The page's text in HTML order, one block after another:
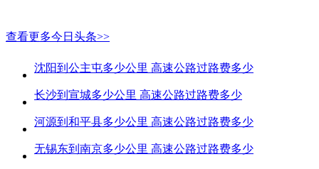
查看更多今日头条>>
沈阳到公主屯多少公里 高速公路过路费多少
长沙到宣城多少公里 高速公路过路费多少
河源到和平县多少公里 高速公路过路费多少
无锡东到南京多少公里 高速公路过路费多少